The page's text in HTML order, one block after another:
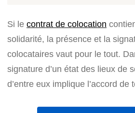
Si le contrat de colocation
solidarité, la présence et la
colocataires vaut pour le tout.
signature d’un état des lieux de
d’entre eux implique l’accord de